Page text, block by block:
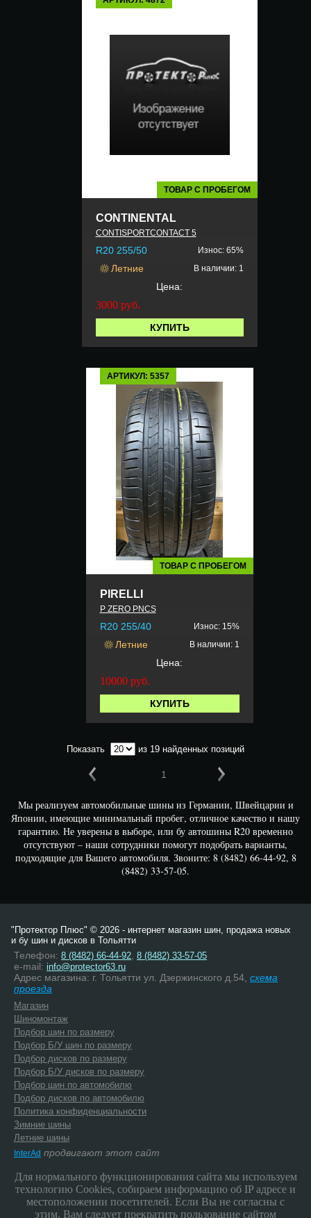
ТОВАР С ПРОБЕГОМ
CONTINENTAL
CONTISPORTCONTACT 5
R20 255/50 Износ: 65%
Летние В наличии: 1
Цена:
3000 руб.
КУПИТЬ
АРТИКУЛ: 5357
ТОВАР С ПРОБЕГОМ
PIRELLI
P ZERO PNCS
R20 255/40 Износ: 15%
Летние В наличии: 1
Цена:
10000 руб.
КУПИТЬ
Показать из 19 найденных позиций
1
Мы реализуем автомобильные шины из Германии, Швейцарии и
Японии, имеющие минимальный пробег, отличное качество и нашу
гарантию. Не уверены в выборе, или бу автошины R20 временно
отсутствуют – наши сотрудники помогут подобрать варианты,
подходящие для Вашего автомобиля. Звоните: 8 (8482) 66-44-92, 8
(8482) 33-57-05.
"Протектор Плюс" © 2026 - интернет магазин шин, продажа новых
и бу шин и дисков в Тольятти
Телефон: 8 (8482) 66-44-92 8 (8482) 33-57-05
e-mail: info@protector63.ru
Адрес магазина: г. Тольятти ул. Дзержинского д.54, схема
проезда
Магазин
Шиномонтаж
Подбор шин по размеру
Подбор Б/У шин по размеру
Подбор дисков по размеру
Подбор Б/У дисков по размеру
Подбор шин по автомобилю
Подбор дисков по автомобилю
Политика конфиденциальности
Зимние шины
Летние шины
InterAd продвигают этот сайт
Для нормального функционирования сайта мы используем
технологию Cookies, собираем информацию об IP адресе и
местоположении посетителей. Если Вы не согласны с
этим, Вам следует прекратить пользование сайтом